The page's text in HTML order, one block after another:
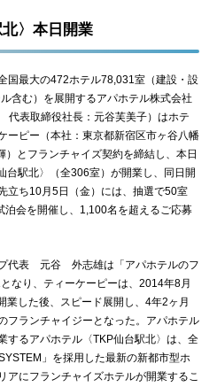
〉本日開業
国最大の472ホテル78,031室（建設・設
含む）を展開するアパホテル株式会社
代表取締役社長：元谷芙美子）はホテ
ーピー（本社：東京都新宿区市ヶ谷八幡
とフランチャイズ契約を締結し、本日
台駅北〉（全306室）が開業し、同日開
立ち10月5日（金）には、抽選で50室
泊会を開催し、1,100名を超えるご応募
代表 元谷 外志雄は「アパホテルのフ
なり、ティーケーピーは、2014年8月
業した後、スピード展開し、4年2ヶ月
フランチャイジーとなった。アパホテル
するアパホテル〈TKP仙台駅北〉は、全
」を採用した最新の新都市型ホ
アにフランチャイズホテルが開業するこ